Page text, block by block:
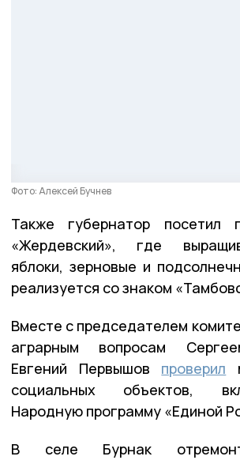
Фото: Алексей Бучнев
Также губернатор посетил
«Жердевский», где
яблоки, зерновые и
реализуется со знаком
Вместе с председателем
аграрным вопросам
Евгений Первышов проверил
социальных объектов,
Народную программу «Единой
В селе Бурнак